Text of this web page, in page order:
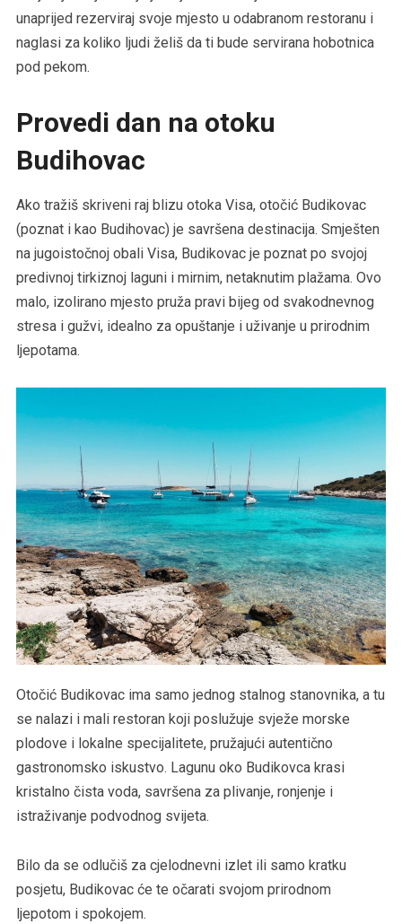
unaprijed rezerviraj svoje mjesto u odabranom restoranu i
naglasi za koliko ljudi želiš da ti bude servirana hobotnica
pod pekom.
Provedi dan na otoku
Budihovac
Ako tražiš skriveni raj blizu otoka Visa, otočić Budikovac
(poznat i kao Budihovac) je savršena destinacija. Smješten
na jugoistočnoj obali Visa, Budikovac je poznat po svojoj
predivnoj tirkiznoj laguni i mirnim, netaknutim plažama. Ovo
malo, izolirano mjesto pruža pravi bijeg od svakodnevnog
stresa i gužvi, idealno za opuštanje i uživanje u prirodnim
ljepotama.
Otočić Budikovac ima samo jednog stalnog stanovnika, a tu
se nalazi i mali restoran koji poslužuje svježe morske
plodove i lokalne specijalitete, pružajući autentično
gastronomsko iskustvo. Lagunu oko Budikovca krasi
kristalno čista voda, savršena za plivanje, ronjenje i
istraživanje podvodnog svijeta.
Bilo da se odlučiš za cjelodnevni izlet ili samo kratku
posjetu, Budikovac će te očarati svojom prirodnom
ljepotom i spokojem.